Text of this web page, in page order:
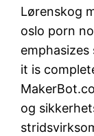
Lørenskog
oslo porn
it is
og